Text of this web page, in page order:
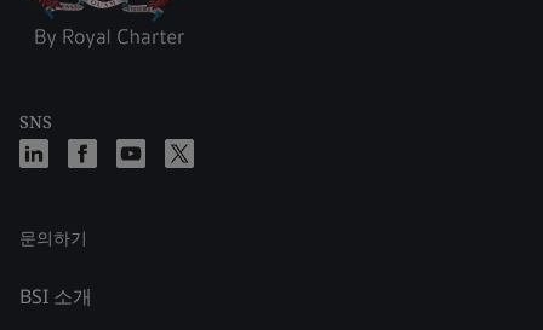
SNS
문의하기
BSI 소개